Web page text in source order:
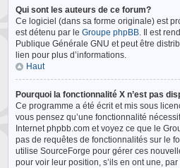
Qui sont les auteurs de ce forum?
Ce logiciel (dans sa forme originale) est
est détenu par leGroupe phpBB. Il est
Publique Générale GNU et peut être
lien pour plus d’informations.
Haut
Pourquoi la fonctionnalité X n’est pas
Ce programme a été écrit et mis sous
vous pensez qu’une fonctionnalité
Internet phpbb.com et voyez ce que le
pas de requêtes de fonctionnalités sur le
utilise SourceForge pour gérer ces
pour voir leur position, s’ils en ont une,